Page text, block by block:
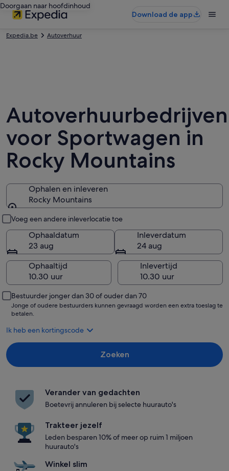
Doorgaan naar hoofdinhoud
Download de app
Expedia.be Autoverhuur
Autoverhuurbedrijven
voor Sportwagen in
Rocky Mountains
Ophalen en inleveren
Rocky Mountains
Voeg een andere inleverlocatie toe
Ophaaldatum
23 aug
Inleverdatum
24 aug
Ophaaltijd
Inlevertijd
Bestuurder jonger dan 30 of ouder dan 70
Jonge of oudere bestuurders kunnen gevraagd worden een extra toeslag te
betalen.
Ik heb een kortingscode
Zoeken
Verander van gedachten
Boetevrij annuleren bij selecte huurauto's
Trakteer jezelf
Leden besparen 10% of meer op ruim 1 miljoen
huurauto's
Winkel slim